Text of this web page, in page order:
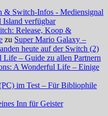
& Switch-Infos - Mediensignal
verfügbar
Release, Koop &
zu Super Mario Galaxy –
heute auf der Switch (2)
– Guide zu allen Partnern
A Wonderful Life – Einige
im Test – Für Bibliophile
Inn für Geister